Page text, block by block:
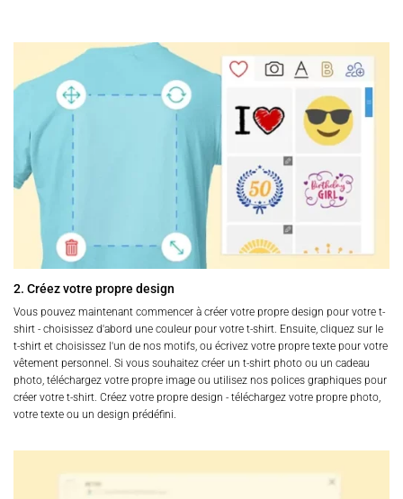
2. Créez votre propre design
Vous pouvez maintenant commencer à créer votre propre design pour votre t-
shirt - choisissez d'abord une couleur pour votre t-shirt. Ensuite, cliquez sur le
t-shirt et choisissez l'un de nos motifs, ou écrivez votre propre texte pour votre
vêtement personnel. Si vous souhaitez créer un t-shirt photo ou un cadeau
photo, téléchargez votre propre image ou utilisez nos polices graphiques pour
créer votre t-shirt. Créez votre propre design - téléchargez votre propre photo,
votre texte ou un design prédéfini.